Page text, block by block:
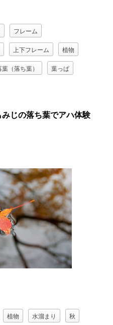
フレーム
上下フレーム 植物
葉（落ち葉） 葉っぱ
じの落ち葉でアハ体験
植物 水溜まり 秋